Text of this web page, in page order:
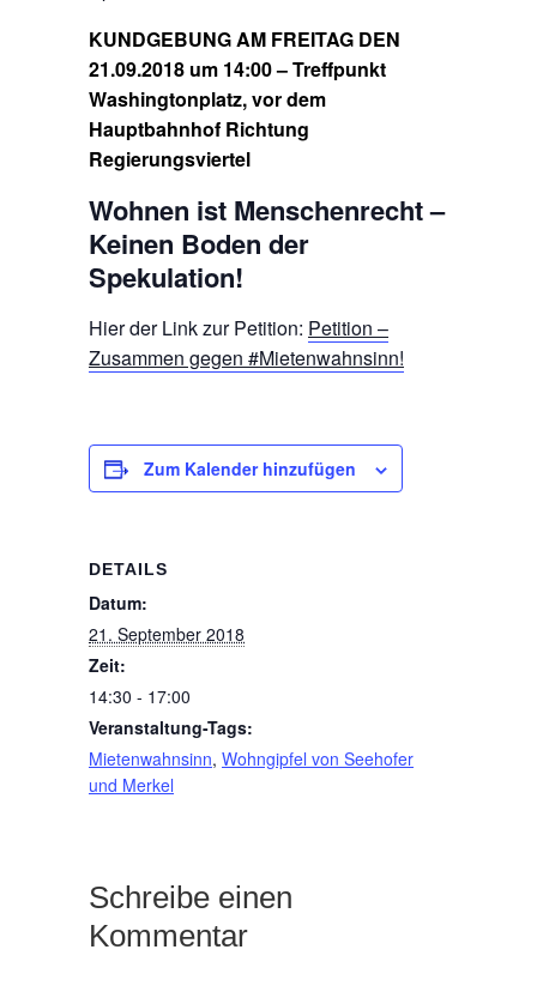
KUNDGEBUNG AM FREITAG DEN
21.09.2018 um 14:00 – Treffpunkt
Washingtonplatz, vor dem
Hauptbahnhof Richtung
Regierungsviertel
Wohnen ist Menschenrecht –
Keinen Boden der
Spekulation!
Hier der Link zur Petition: Petition –
Zusammen gegen #Mietenwahnsinn!
Zum Kalender hinzufügen
DETAILS
Datum:
21. September 2018
Zeit:
14:30 - 17:00
Veranstaltung-Tags:
Mietenwahnsinn, Wohngipfel von Seehofer
und Merkel
Schreibe einen
Kommentar